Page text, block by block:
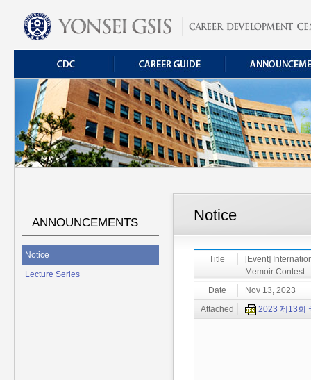
ANNOUNCEMENTS
Notice
Lecture Series
Notice
Title
[Event]
Memoir Contest
Date
Nov 13, 2023
Attached
2023 제13회